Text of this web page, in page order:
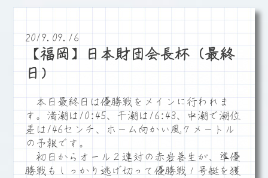
2019.09.16
【福岡】日本財団会長杯（最終
日）
本日最終日は優勝戦をメインに行われま
す。満潮は10:45、干潮は16:43、中潮で潮位
差は146センチ、ホーム向かい風７メートル
の予報です。
初日からオール２連対の赤岩善生が、準優
勝戦もしっかり逃げ切って優勝戦１号艇を獲